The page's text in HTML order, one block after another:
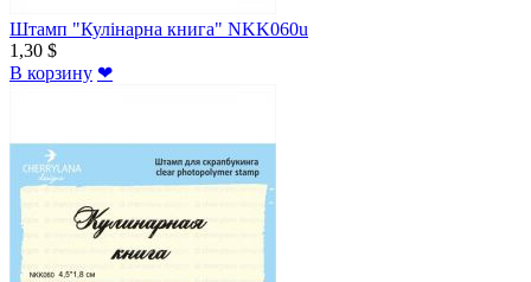
Штамп "Кулінарна книга" NKK060u
1,30 $
В корзину ❤